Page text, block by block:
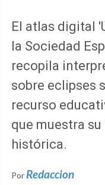
El atlas digital
la Sociedad
recopila
sobre eclipses
recurso
que muestra
histórica.
Por Redaccion